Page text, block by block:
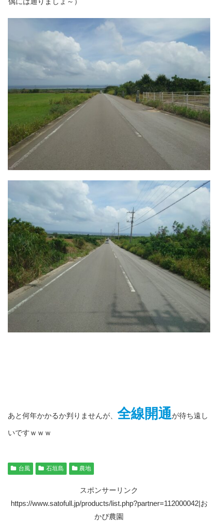
あと何年かかるか判りませんが、 全線開通が待ち遠し
いですｗｗｗ
台風 石垣島 農地
スポンサーリンク
https://www.satofull.jp/products/list.php?partner=112000042|お
かぴ農園